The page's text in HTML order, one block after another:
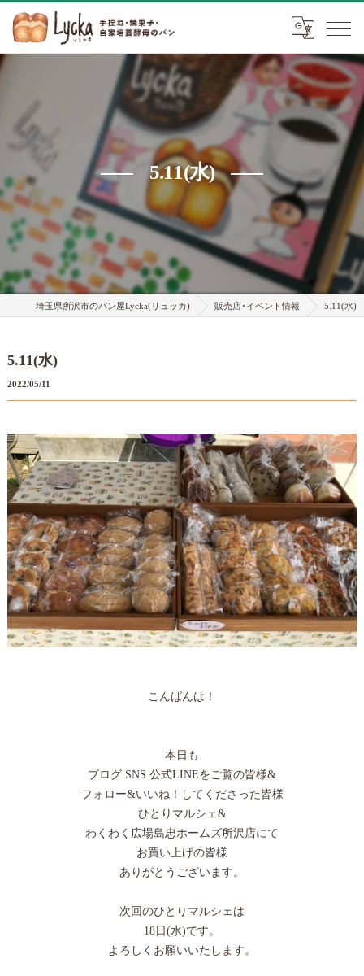
5.11(水)
埼玉県所沢市のパン屋Lycka(リュッカ) 販売店･イベント情報 5.11(水)
5.11(水)
2022/05/11
こんばんは！
本日も
ブログ SNS 公式LINEをご覧の皆様&
フォロー&いいね！してくださった皆様
ひとりマルシェ&
わくわく広場島忠ホームズ所沢店にて
お買い上げの皆様
ありがとうございます。
次回のひとりマルシェは
18日(水)です。
よろしくお願いいたします。